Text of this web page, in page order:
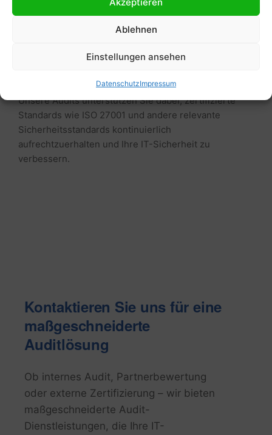
Ablehnen
Einstellungen ansehen
DatenschutzImpressum
Regelmäßige Audits helfen, Schwachstellen frühzeitig
Datenbanken oder veraltete
Möglichkeit, rechtzeitig Maßnahmen zu ergreifen.
Unsere Audits unterstützen Sie dabei, zertifizierte
Standards wie ISO 27001 und andere relevante
Sicherheitsstandards kontinuierlich
aufrechtzuerhalten und Ihre IT-Sicherheit zu
verbessern.
Kontaktieren Sie uns für eine
maßgeschneiderte
Auditlösung
Ob internes Audit, Partnerbewertung
oder externe Zertifizierung – wir bieten
maßgeschneiderte Audit-
Dienstleistungen, die Ihre IT-